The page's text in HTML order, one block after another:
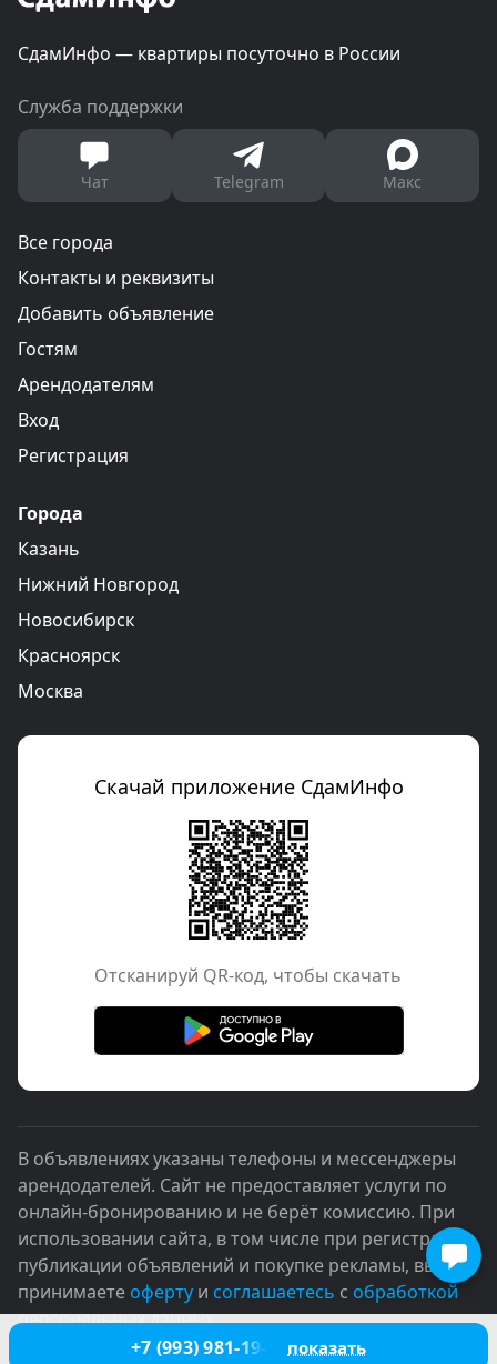
+7 (993) 981-19-91 показать
СдамИнфо — квартиры посуточно в России
Служба поддержки
Чат Telegram Макс
Все города
Контакты и реквизиты
Добавить объявление
Гостям
Арендодателям
Вход
Регистрация
Города
Казань
Нижний Новгород
Новосибирск
Красноярск
Москва
Скачай приложение СдамИнфо
Отcканируй QR-код, чтобы скачать
В объявлениях указаны телефоны и мессенджеры
арендодателей. Сайт не предоставляет услуги по
онлайн-бронированию и не берёт комиссию. При
использовании сайта, в том числе при регистрации,
публикации объявлений и покупке рекламы, вы
принимаете оферту и соглашаетесь с обработкой
персональных данных